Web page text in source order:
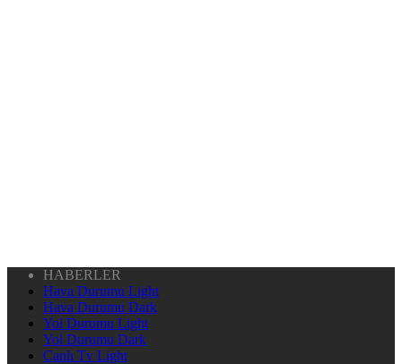
HABERLER
Hava Durumu Light
Hava Durumu Dark
Yol Durumu Light
Yol Durumu Dark
Canlı Tv Light